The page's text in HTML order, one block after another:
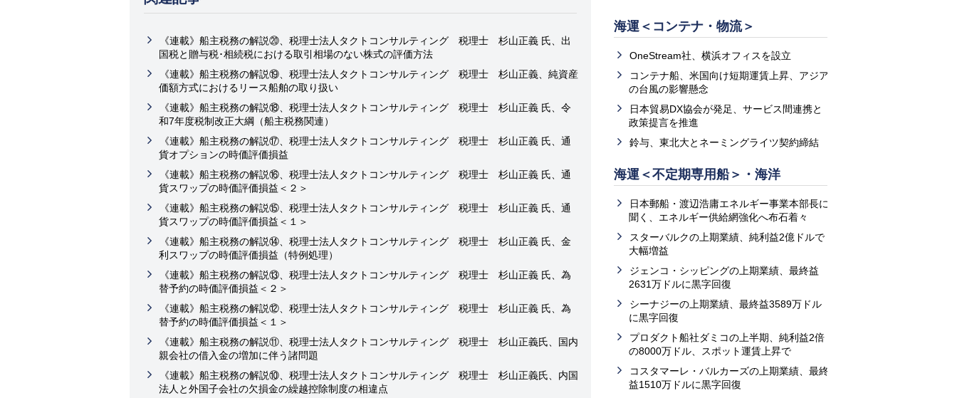
《連載》船主税務の解説⑳、税理士法人タクトコンサルティング 税理士 杉山正義 氏、出
国税と贈与税･相続税における取引相場のない株式の評価方法
《連載》船主税務の解説⑲、税理士法人タクトコンサルティング 税理士 杉山正義、純資産
価額方式におけるリース船舶の取り扱い
《連載》船主税務の解説⑱、税理士法人タクトコンサルティング 税理士 杉山正義 氏、令
和7年度税制改正大綱（船主税務関連）
《連載》船主税務の解説⑰、税理士法人タクトコンサルティング 税理士 杉山正義 氏、通
貨オプションの時価評価損益
《連載》船主税務の解説⑯、税理士法人タクトコンサルティング 税理士 杉山正義 氏、通
貨スワップの時価評価損益＜２＞
《連載》船主税務の解説⑮、税理士法人タクトコンサルティング 税理士 杉山正義 氏、通
貨スワップの時価評価損益＜１＞
《連載》船主税務の解説⑭、税理士法人タクトコンサルティング 税理士 杉山正義 氏、金
利スワップの時価評価損益（特例処理）
《連載》船主税務の解説⑬、税理士法人タクトコンサルティング 税理士 杉山正義 氏、為
替予約の時価評価損益＜２＞
《連載》船主税務の解説⑫、税理士法人タクトコンサルティング 税理士 杉山正義 氏、為
替予約の時価評価損益＜１＞
《連載》船主税務の解説⑪、税理士法人タクトコンサルティング 税理士 杉山正義氏、国内
親会社の借入金の増加に伴う諸問題
《連載》船主税務の解説⑩、税理士法人タクトコンサルティング 税理士 杉山正義氏、内国
法人と外国子会社の欠損金の繰越控除制度の相違点
海運＜コンテナ・物流＞
OneStream社、横浜オフィスを設立
コンテナ船、米国向け短期運賃上昇、アジア
の台風の影響懸念
日本貿易DX協会が発足、サービス間連携と
政策提言を推進
鈴与、東北大とネーミングライツ契約締結
海運＜不定期専用船＞・海洋
日本郵船・渡辺浩庸エネルギー事業本部長に
聞く、エネルギー供給網強化へ布石着々
スターバルクの上期業績、純利益2億ドルで
大幅増益
ジェンコ・シッピングの上期業績、最終益
2631万ドルに黒字回復
シーナジーの上期業績、最終益3589万ドル
に黒字回復
プロダクト船社ダミコの上半期、純利益2倍
の8000万ドル、スポット運賃上昇で
コスタマーレ・バルカーズの上期業績、最終
益1510万ドルに黒字回復